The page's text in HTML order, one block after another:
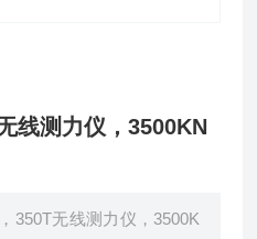
线测力仪，3500KN
350T无线测力仪，3500K